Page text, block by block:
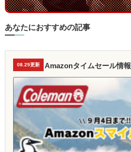
あなたにおすすめの記事
08.29更新 Amazonタイムセール情報